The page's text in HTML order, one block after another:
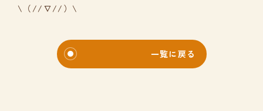
\（//∇//）\
一覧に戻る